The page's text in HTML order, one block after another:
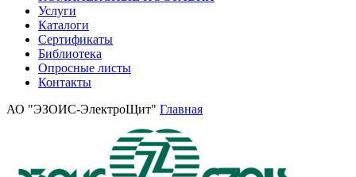
Услуги
Каталоги
Сертификаты
Библиотека
Опросные листы
Контакты
АО "ЭЗОИС-ЭлектроЩит" Главная